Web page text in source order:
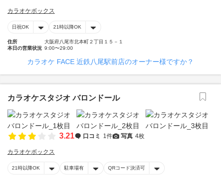
カラオケボックス
日祝OK 21時以降OK
住所
大阪府八尾市北本町２丁目１５－１
本日の営業状況 9:00〜29:00
カラオケ FACE 近鉄八尾駅前店のオーナー様ですか？
カラオケスタジオ バロンドール
3.21 口コミ 1件 写真 4枚
カラオケボックス
21時以降OK 駐車場有 QRコード決済可